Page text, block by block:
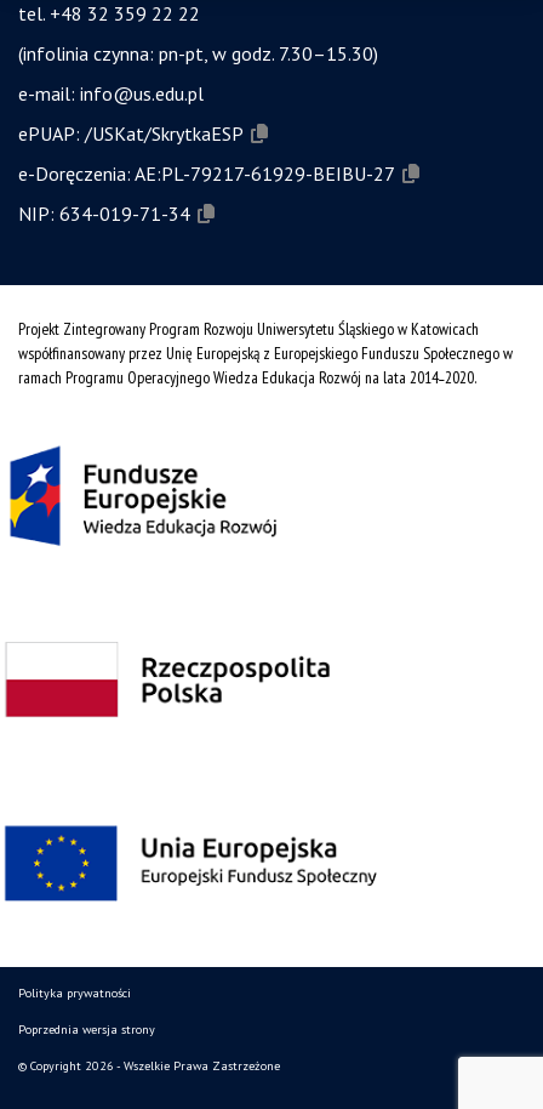
tel. +48 32 359 22 22
(infolinia czynna: pn-pt, w godz. 7.30–15.30)
e-mail: info@us.edu.pl
ePUAP: /USKat/SkrytkaESP
e-Doręczenia: AE:PL-79217-61929-BEIBU-27
NIP: 634-019-71-34
Projekt Zintegrowany Program Rozwoju Uniwersytetu Śląskiego w Katowicach
współfinansowany przez Unię Europejską z Europejskiego Funduszu Społecznego w
ramach Programu Operacyjnego Wiedza Edukacja Rozwój na lata 2014˗2020.
Polityka prywatności
Poprzednia wersja strony
© Copyright 2026 - Wszelkie Prawa Zastrzeżone